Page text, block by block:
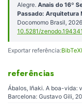
Alegre. Anais do 16º
Passado: Arquitetura
Docomomo Brasil,
10.5281/
Exportar referência:BibTeX
referências
Ábalos, Iñaki. A boa-vida:
Barcelona: Gustavo Gili,